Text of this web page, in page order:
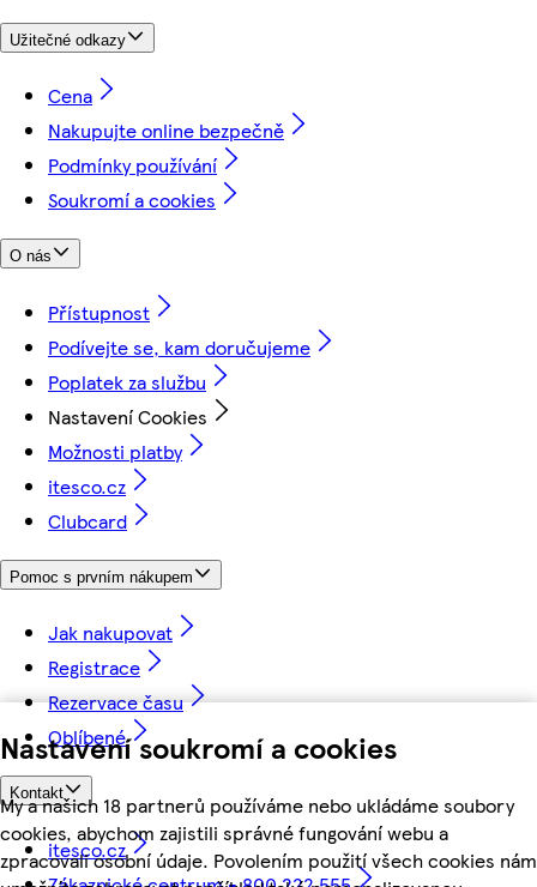
Nastavení soukromí a cookies
My a našich 18 partnerů používáme nebo ukládáme soubory
cookies, abychom zajistili správné fungování webu a
zpracovali osobní údaje. Povolením použití všech cookies nám
Užitečné odkazy
Cena
Nakupujte online bezpečně
Podmínky používání
Soukromí a cookies
O nás
Přístupnost
Podívejte se, kam doručujeme
Poplatek za službu
Nastavení Cookies
Možnosti platby
itesco.cz
Clubcard
Pomoc s prvním nákupem
Jak nakupovat
Registrace
Rezervace času
Oblíbené
Kontakt
itesco.cz